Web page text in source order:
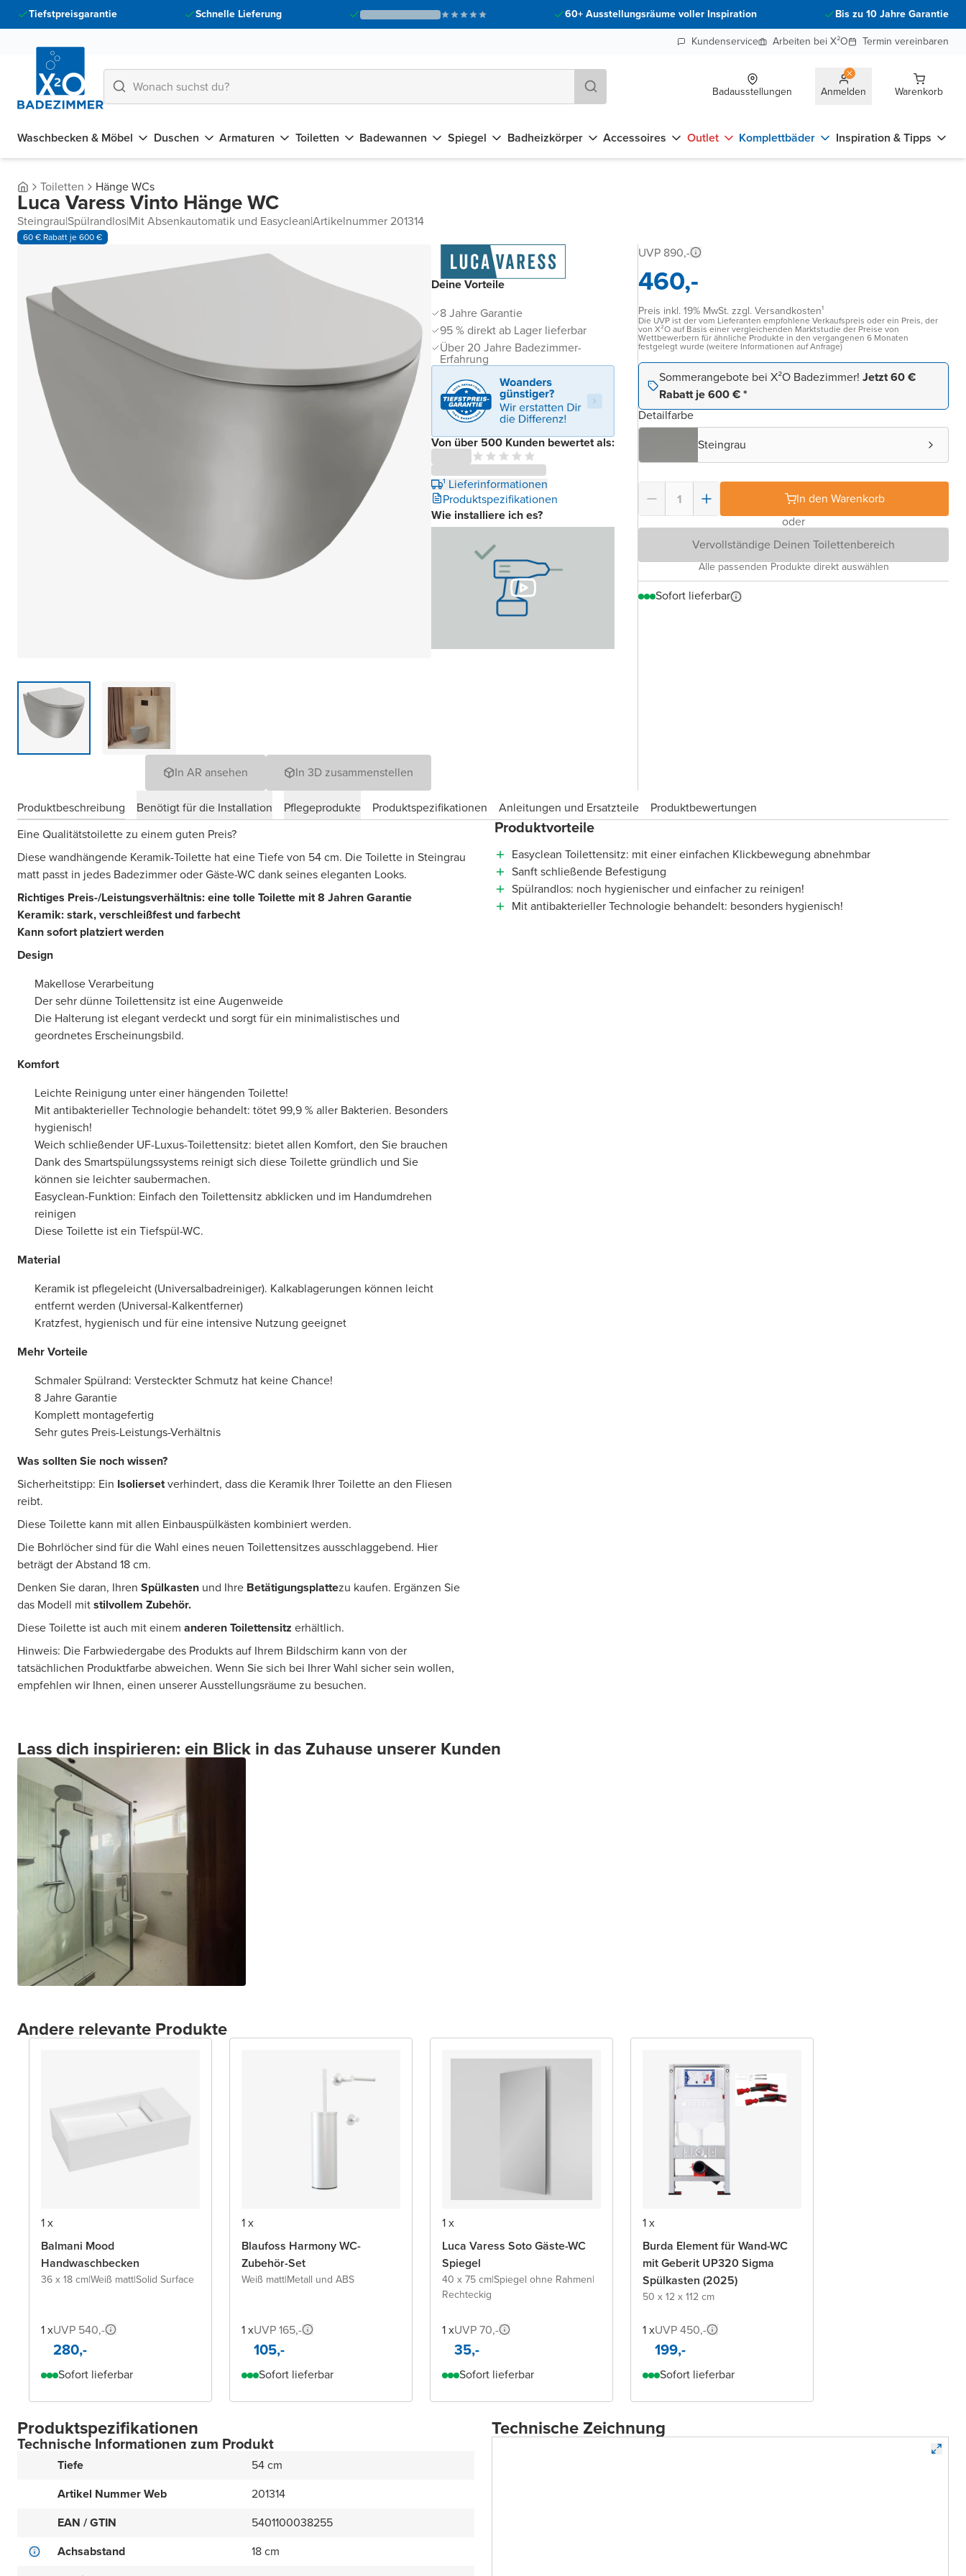
Tiefstpreisgarantie Schnelle Lieferung 60+ Ausstellungsräume voller Inspiration
Bis zu 10 Jahre Garantie
Kundenservice
Arbeiten bei X²O Termin vereinbaren
Badausstellungen Anmelden Warenkorb
Waschbecken & Möbel Duschen Armaturen Toiletten Badewannen Spiegel Badheizkörper Accessoires Outlet Komplettbäder Inspiration & Tipps
Toiletten Hänge WCs
Luca Varess Vinto Hänge WC
Steingrau|Spülrandlos|Mit Absenkautomatik und Easyclean|Artikelnummer 201314
60 € Rabatt je 600 €
In AR ansehen In 3D zusammenstellen
Deine Vorteile
8 Jahre Garantie
95 % direkt ab Lager lieferbar
Über 20 Jahre Badezimmer-
Erfahrung
Von über 500 Kunden bewertet als:
¹ Lieferinformationen
Produktspezifikationen
Wie installiere ich es?
UVP 890,-
460,-
Preis inkl. 19% MwSt. zzgl. Versandkosten¹
Die UVP ist der vom Lieferanten empfohlene Verkaufspreis oder ein Preis, der
von X²O auf Basis einer vergleichenden Marktstudie der Preise von
Wettbewerbern für ähnliche Produkte in den vergangenen 6 Monaten
festgelegt wurde (weitere Informationen auf Anfrage)
Sommerangebote bei X²O Badezimmer! Jetzt 60 €
Rabatt je 600 € *
Detailfarbe
Steingrau
In den Warenkorb
oder
Vervollständige Deinen Toilettenbereich
Alle passenden Produkte direkt auswählen
Sofort lieferbar
Produktbeschreibung Benötigt für die Installation Pflegeprodukte Produktspezifikationen Anleitungen und Ersatzteile
Produktbewertungen
Eine Qualitätstoilette zu einem guten Preis?
Diese wandhängende Keramik-Toilette hat eine Tiefe von 54 cm. Die Toilette in Steingrau
matt passt in jedes Badezimmer oder Gäste-WC dank seines eleganten Looks.
Richtiges Preis-/Leistungsverhältnis: eine tolle Toilette mit 8 Jahren Garantie
Keramik: stark, verschleißfest und farbecht
Kann sofort platziert werden
Design
Makellose Verarbeitung
Der sehr dünne Toilettensitz ist eine Augenweide
Die Halterung ist elegant verdeckt und sorgt für ein minimalistisches und
geordnetes Erscheinungsbild.
Komfort
Leichte Reinigung unter einer hängenden Toilette!
Mit antibakterieller Technologie behandelt: tötet 99,9 % aller Bakterien. Besonders
hygienisch!
Weich schließender UF-Luxus-Toilettensitz: bietet allen Komfort, den Sie brauchen
Dank des Smartspülungssystems reinigt sich diese Toilette gründlich und Sie
können sie leichter saubermachen.
Easyclean-Funktion: Einfach den Toilettensitz abklicken und im Handumdrehen
reinigen
Diese Toilette ist ein Tiefspül-WC.
Material
Keramik ist pflegeleicht (Universalbadreiniger). Kalkablagerungen können leicht
entfernt werden (Universal-Kalkentferner)
Kratzfest, hygienisch und für eine intensive Nutzung geeignet
Mehr Vorteile
Schmaler Spülrand: Versteckter Schmutz hat keine Chance!
8 Jahre Garantie
Komplett montagefertig
Sehr gutes Preis-Leistungs-Verhältnis
Was sollten Sie noch wissen?
Sicherheitstipp: Ein Isoliersetverhindert, dass die Keramik Ihrer Toilette an den Fliesen
reibt.
Diese Toilette kann mit allen Einbauspülkästen kombiniert werden.
Die Bohrlöcher sind für die Wahl eines neuen Toilettensitzes ausschlaggebend. Hier
beträgt der Abstand 18 cm.
Denken Sie daran, Ihren Spülkasten und Ihre Betätigungsplattezu kaufen. Ergänzen Sie
das Modell mitstilvollem Zubehör.
Diese Toilette ist auch mit einem anderen Toilettensitz erhältlich.
Hinweis: Die Farbwiedergabe des Produkts auf Ihrem Bildschirm kann von der
tatsächlichen Produktfarbe abweichen. Wenn Sie sich bei Ihrer Wahl sicher sein wollen,
empfehlen wir Ihnen, einen unserer Ausstellungsräume zu besuchen.
Produktvorteile
Easyclean Toilettensitz: mit einer einfachen Klickbewegung abnehmbar
Sanft schließende Befestigung
Spülrandlos: noch hygienischer und einfacher zu reinigen!
Mit antibakterieller Technologie behandelt: besonders hygienisch!
Lass dich inspirieren: ein Blick in das Zuhause unserer Kunden
Andere relevante Produkte
1 x
Balmani Mood
Handwaschbecken
36 x 18 cm|Weiß matt|Solid Surface
1 xUVP 540,-
280,-
Sofort lieferbar
1 x
Blaufoss Harmony WC-
Zubehör-Set
Weiß matt|Metall und ABS
1 xUVP 165,-
105,-
Sofort lieferbar
1 x
Luca Varess Soto Gäste-WC
Spiegel
40 x 75 cm|Spiegel ohne Rahmen|
Rechteckig
1 xUVP 70,-
35,-
Sofort lieferbar
1 x
Burda Element für Wand-WC
mit Geberit UP320 Sigma
Spülkasten (2025)
50 x 12 x 112 cm
1 xUVP 450,-
199,-
Sofort lieferbar
Produktspezifikationen
Technische Informationen zum Produkt
Tiefe
54 cm
Artikel Nummer Web
201314
EAN / GTIN
5401100038255
Achsabstand
18 cm
Technische Zeichnung